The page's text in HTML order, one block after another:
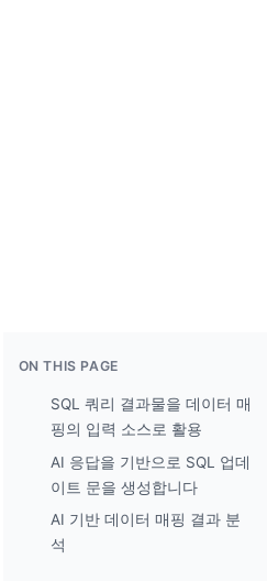
ON THIS PAGE
SQL 쿼리 결과물을 데이터 매
핑의 입력 소스로 활용
AI 응답을 기반으로 SQL 업데
이트 문을 생성합니다
AI 기반 데이터 매핑 결과 분
석